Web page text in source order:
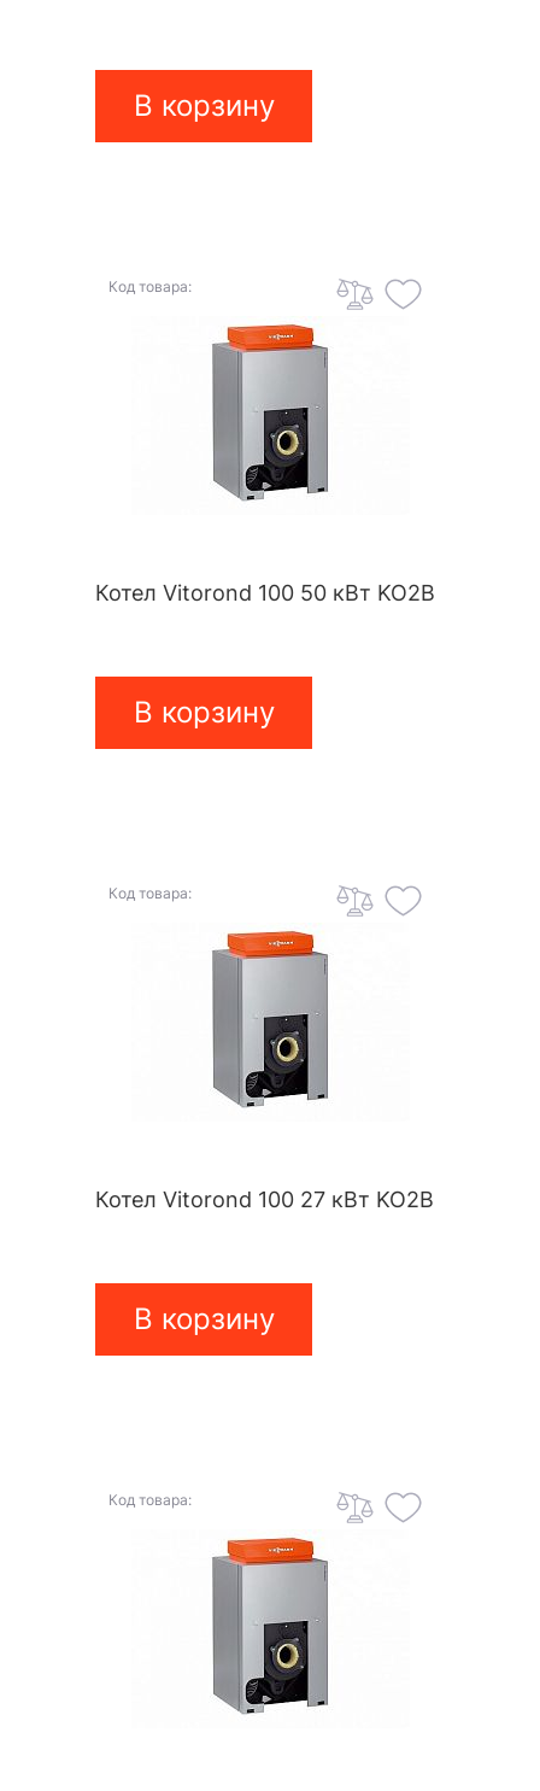
В корзину
Код товара:
Котел Vitorond 100 50 кВт KO2B
В корзину
Код товара:
Котел Vitorond 100 27 кВт KO2B
В корзину
Код товара: